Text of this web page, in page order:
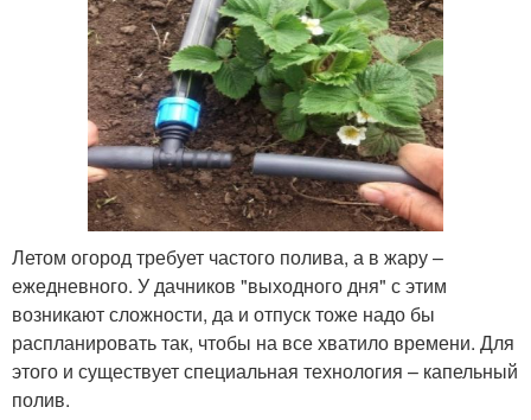
Летом огород требует частого полива, а в жару –
ежедневного. У дачников "выходного дня" с этим
возникают сложности, да и отпуск тоже надо бы
распланировать так, чтобы на все хватило времени. Для
этого и существует специальная технология – капельный
полив.